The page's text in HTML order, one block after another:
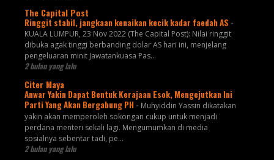
The Capital Post
Ringgit stabil, jangkaan kenaikan kecik kadar faedah AS -
KUALA LUMPUR, 23 Nov 2022 (The Capital Post): Nilai ringgit
dibuka agak tinggi berbanding dolar AS hari ini, menjelang
pengeluaran minit Jawatankuasa Pas...
2 bulan yang lalu
Citer Maya
Anwar Yakin Dapat Bentuk Kerajaan Esok, Mengejutkan Ini
Parti Yang Akan Bergabung PH - Muhyiddin Yassin dikatakan
yakin akan memperoleh sokongan cukup untuk menjadi
perdana menteri sekali lagi. Mengumumkan di media
sosialnya sebentar tadi, pe...
2 bulan yang lalu